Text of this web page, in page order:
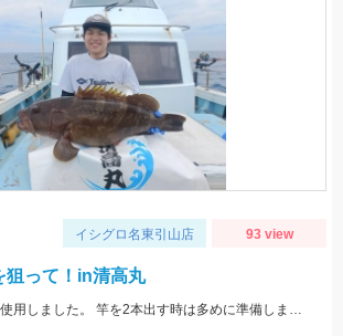
イシグロ名東引山店 93 view
狙って！in清高丸
今回仕掛けは10セット使用しました。 竿を2本出す時は多めに準備しましょう！